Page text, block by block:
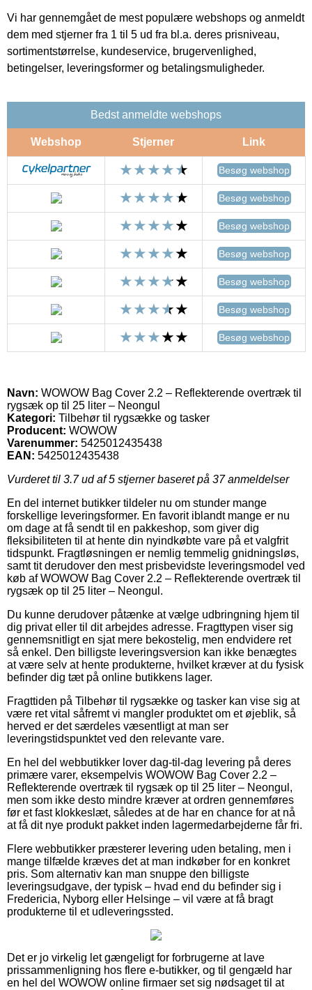
Vi har gennemgået de mest populære webshops og anmeldt
dem med stjerner fra 1 til 5 ud fra bl.a. deres prisniveau,
sortimentstørrelse, kundeservice, brugervenlighed,
betingelser, leveringsformer og betalingsmuligheder.
Bedst anmeldte webshops
Webshop Stjerner Link
Besøg webshop
Besøg webshop
Besøg webshop
Besøg webshop
Besøg webshop
Besøg webshop
Besøg webshop
Navn: WOWOW Bag Cover 2.2 – Reflekterende overtræk til
rygsæk op til 25 liter – Neongul
Kategori: Tilbehør til rygsække og tasker
Producent: WOWOW
Varenummer: 5425012435438
EAN: 5425012435438
Vurderet til 3.7ud af 5 stjerner baseret på 37anmeldelser
En del internet butikker tildeler nu om stunder mange
forskellige leveringsformer. En favorit iblandt mange er nu
om dage at få sendt til en pakkeshop, som giver dig
fleksibiliteten til at hente din nyindkøbte vare på et valgfrit
tidspunkt. Fragtløsningen er nemlig temmelig gnidningsløs,
samt tit derudover den mest prisbevidste leveringsmodel ved
køb af WOWOW Bag Cover 2.2 – Reflekterende overtræk til
rygsæk op til 25 liter – Neongul.
Du kunne derudover påtænke at vælge udbringning hjem til
dig privat eller til dit arbejdes adresse. Fragttypen viser sig
gennemsnitligt en sjat mere bekostelig, men endvidere ret
så enkel. Den billigste leveringsversion kan ikke benægtes
at være selv at hente produkterne, hvilket kræver at du fysisk
befinder dig tæt på online butikkens lager.
Fragttiden på Tilbehør til rygsække og tasker kan vise sig at
være ret vital såfremt vi mangler produktet om et øjeblik, så
herved er det særdeles væsentligt at man ser
leveringstidspunktet ved den relevante vare.
En hel del webbutikker lover dag-til-dag levering på deres
primære varer, eksempelvis WOWOW Bag Cover 2.2 –
Reflekterende overtræk til rygsæk op til 25 liter – Neongul,
men som ikke desto mindre kræver at ordren gennemføres
før et fast klokkeslæt, således at de har en chance for at nå
at få dit nye produkt pakket inden lagermedarbejderne får fri.
Flere webbutikker præsterer levering uden betaling, men i
mange tilfælde kræves det at man indkøber for en konkret
pris. Som alternativ kan man snuppe den billigste
leveringsudgave, der typisk – hvad end du befinder sig i
Fredericia, Nyborg eller Helsinge – vil være at få bragt
produkterne til et udleveringssted.
Det er jo virkelig let gængeligt for forbrugerne at lave
prissammenligning hos flere e-butikker, og til gengæld har
en hel del WOWOW online firmaer set sig nødsaget til at